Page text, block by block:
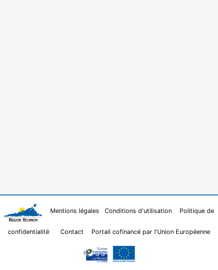
Mentions légales Conditions d'utilisation Politique de
confidentialité Contact Portail cofinancé par l'Union Européenne